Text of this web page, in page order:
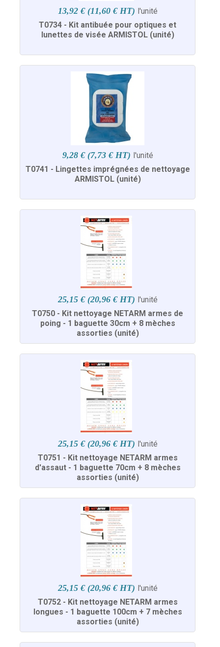
13,92 € (11,60 € HT) l'unité
T0734 - Kit antibuée pour optiques et
lunettes de visée ARMISTOL (unité)
9,28 € (7,73 € HT) l'unité
T0741 - Lingettes imprégnées de nettoyage
ARMISTOL (unité)
25,15 € (20,96 € HT) l'unité
T0750 - Kit nettoyage NETARM armes de
poing - 1 baguette 30cm + 8 mèches
assorties (unité)
25,15 € (20,96 € HT) l'unité
T0751 - Kit nettoyage NETARM armes
d'assaut - 1 baguette 70cm + 8 mèches
assorties (unité)
25,15 € (20,96 € HT) l'unité
T0752 - Kit nettoyage NETARM armes
longues - 1 baguette 100cm + 7 mèches
assorties (unité)